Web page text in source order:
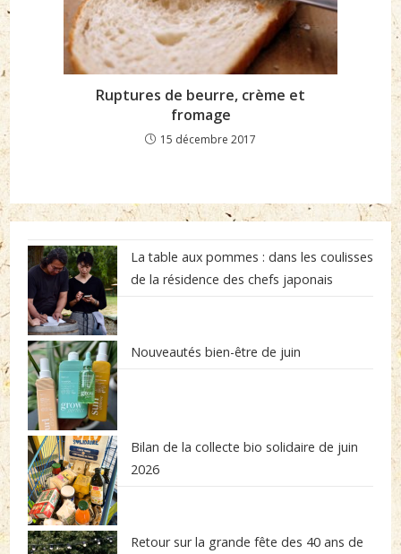
Ruptures de beurre, crème et
fromage
15 décembre 2017
La table aux pommes : dans les coulisses
de la résidence des chefs japonais
Nouveautés bien-être de juin
Bilan de la collecte bio solidaire de juin
2026
Retour sur la grande fête des 40 ans de